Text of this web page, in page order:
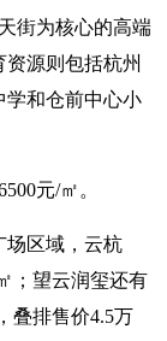
街为核心的高端
源则包括杭州
学和仓前中心小
元/㎡。
场区域，云杭
；望云润玺还有
叠排售价4.5万